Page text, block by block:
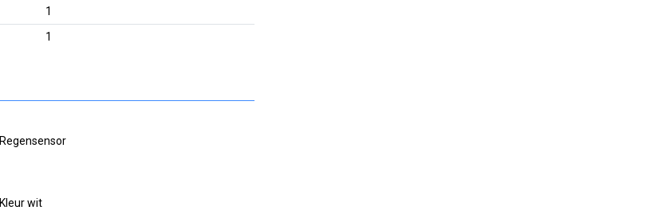
1
1
Regensensor
Kleur wit